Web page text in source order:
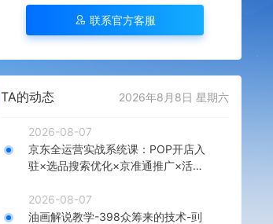
联系官方客服
TA的动态 2026年8月8日 星期六
2026-08-07
京东全运营实战系统课：POP开店入
驻×选品搜索优化×京准通推广×活动
2026-08-07
油画解说教学-398众筹来的技术-刯